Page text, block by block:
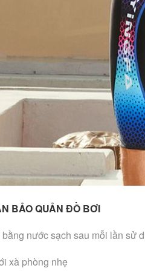
BẢO QUẢN ĐỒ BƠI
bằng nước sạch sau mỗi lần sử
xà phòng nhẹ